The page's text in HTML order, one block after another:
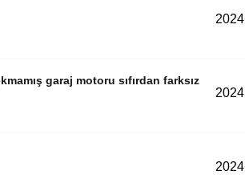
2024
garaj motoru sıfırdan farksız
2024
2024